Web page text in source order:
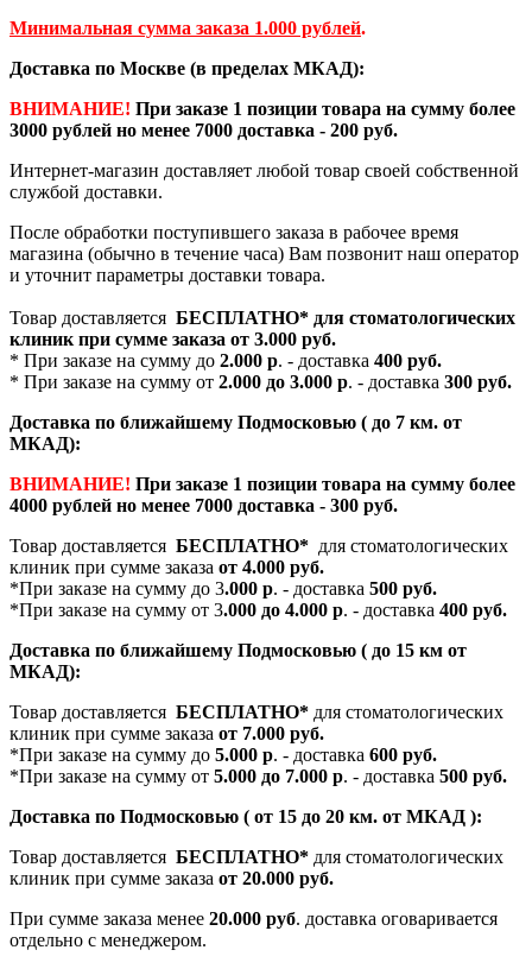
Минимальная сумма заказа 1.000 рублей.
Доставка по Москве (в пределах МКАД):
ВНИМАНИЕ! При заказе 1 позиции товара на сумму более
3000 рублей но менее 7000 доставка - 200 руб.
Интернет-магазин доставляет любой товар своей собственной
службой доставки.
После обработки поступившего заказа в рабочее время
магазина (обычно в течение часа) Вам позвонит наш оператор
и уточнит параметры доставки товара.
Товар доставляется БЕСПЛАТНО* для стоматологических
клиник при сумме заказа от 3.000 руб.
* При заказе на сумму до 2.000 р. - доставка 400 руб.
* При заказе на сумму от 2.000 до 3.000 р. - доставка 300 руб.
Доставка по ближайшему Подмосковью ( до 7 км. от
МКАД):
ВНИМАНИЕ! При заказе 1 позиции товара на сумму более
4000 рублей но менее 7000 доставка - 300 руб.
Товар доставляется БЕСПЛАТНО* для стоматологических
клиник при сумме заказа от 4.000 руб.
*При заказе на сумму до 3.000 р. - доставка 500 руб.
*При заказе на сумму от 3.000 до 4.000 р. - доставка 400 руб.
Доставка по ближайшему Подмосковью ( до 15 км от
МКАД):
Товар доставляется БЕСПЛАТНО* для стоматологических
клиник при сумме заказа от 7.000 руб.
*При заказе на сумму до 5.000 р. - доставка 600 руб.
*При заказе на сумму от 5.000 до 7.000 р. - доставка 500 руб.
Доставка по Подмосковью ( от 15 до 20 км. от МКАД ):
Товар доставляется БЕСПЛАТНО* для стоматологических
клиник при сумме заказа от 20.000 руб.
При сумме заказа менее 20.000 руб. доставка оговаривается
отдельно с менеджером.